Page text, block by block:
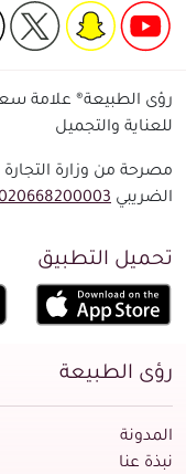
رؤى الطبيعة® علامة
للعناية والتجميل
الضريبي
تحميل التطبيق
رؤى الطبيعة
المدونة
نبذة عنا